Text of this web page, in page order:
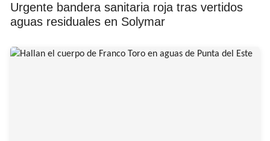
Urgente bandera sanitaria roja tras vertidos
aguas residuales en Solymar